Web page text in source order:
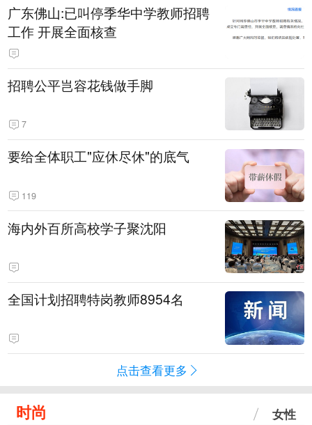
广东佛山:已叫停季华中学教师招聘
工作 开展全面核查
招聘公平岂容花钱做手脚
7
要给全体职工"应休尽休"的底气
119
海内外百所高校学子聚沈阳
全国计划招聘特岗教师8954名
点击查看更多
时尚 女性